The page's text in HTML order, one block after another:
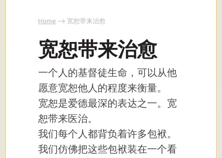
Home 宽恕带来治愈
宽恕带来治愈
一个人的基督徒生命，可以从他
愿意宽恕他人的程度来衡量。
宽恕是爱德最深的表达之一。宽
恕带来医治。
我们每个人都背负着许多包袱。
我们仿佛把这些包袱装在一个看